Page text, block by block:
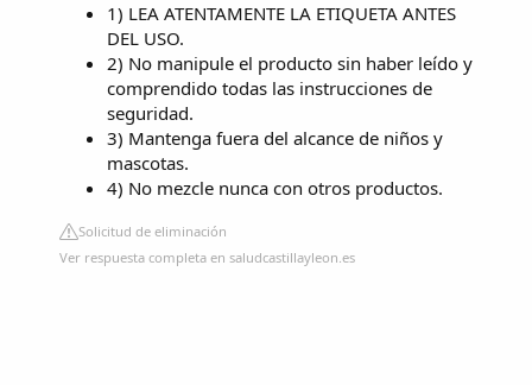
1) LEA ATENTAMENTE LA ETIQUETA ANTES
DEL USO.
2) No manipule el producto sin haber leído y
comprendido todas las instrucciones de
seguridad.
3) Mantenga fuera del alcance de niños y
mascotas.
4) No mezcle nunca con otros productos.
Solicitud de eliminación
Ver respuesta completa en saludcastillayleon.es